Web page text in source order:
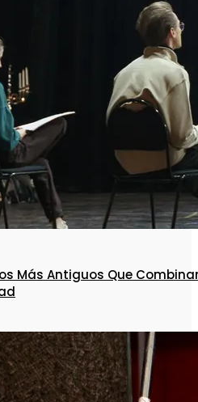
Más Antiguos Que